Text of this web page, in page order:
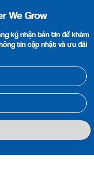
We Grow
ký nhận bản tin để khám
tin cập nhật và ưu đãi